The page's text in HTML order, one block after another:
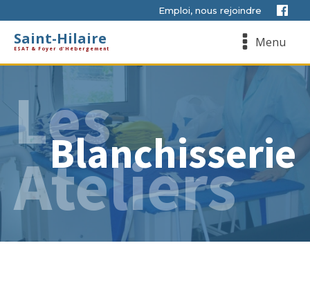
Emploi, nous rejoindre
Saint-Hilaire
ESAT & Foyer d'Hébergement Menu
Les
Ateliers
Blanchisserie